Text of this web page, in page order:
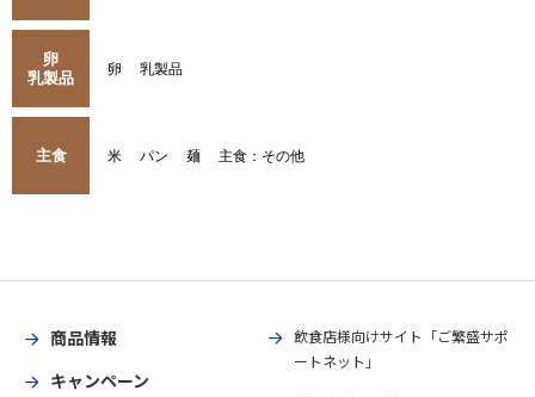
卵
乳製品
卵 乳製品
主食 米 パン 麺 主食：その他
商品情報
キャンペーン
飲食店様向けサイト「ご繁盛サポ
ートネット」